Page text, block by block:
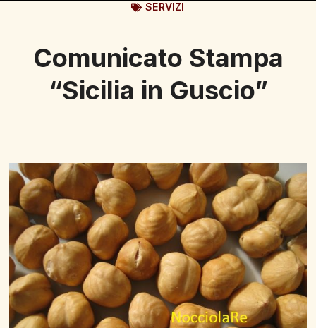
SERVIZI
Comunicato Stampa
“Sicilia in Guscio”